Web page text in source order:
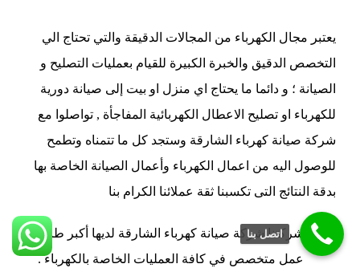
يعتبر مجال الكهرباء من المجالات الدقيقة والتي تحتاج الي
التخصص الدقيق والخبرة الكبيرة للقيام بعمليات التصليح و
الصيانة ؛ و دائما ما يحتاج اي منزل او بيت إلى صيانة دورية
للكهرباء او تصليح الاعطال الكهربائية المفاجأة , تواصلوا مع
شركة صيانة كهرباء الشارقة وستجد كل ما تتمناه وتطمح
للوصول اليه من اعمال الكهرباء وأعمال الصيانة الخاصة بها
بدقة النتائج التى تكسبنا ثقة عملائنا الكرام بنا
شركتنا شركة صيانة كهرباء الشارقة لديها أكبر طاقم
عمل متخصص في كافة العمليات الخاصة بالكهرباء .
اتصل بنا